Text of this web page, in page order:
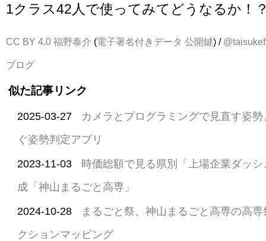
1クラス42人で使ってみてどうなるか！
CC BY 4.0 福野泰介 (電子署名付きデータ 公開鍵) / @taisukef
ブログ
似た記事リンク
2025-03-27
カメラとプログラミングで見直す姿
ぐ姿勢判定アプリ
2023-11-03
時価総額で見る県別「上場企業ダッ
成「神山まるごと高専」
2024-10-28
まるごと祭、神山まるごと高専の高
クションマッピング